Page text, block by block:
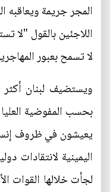
المجر جريمة ويعاقبه
اللاجئين بالقول "لا
لا تسمح بعبور
ويستضيف لبنان
بحسب المفوضية العليا
يعيشون في ظروف
اليمينية لانتقادات
لجأت خلالها القوات